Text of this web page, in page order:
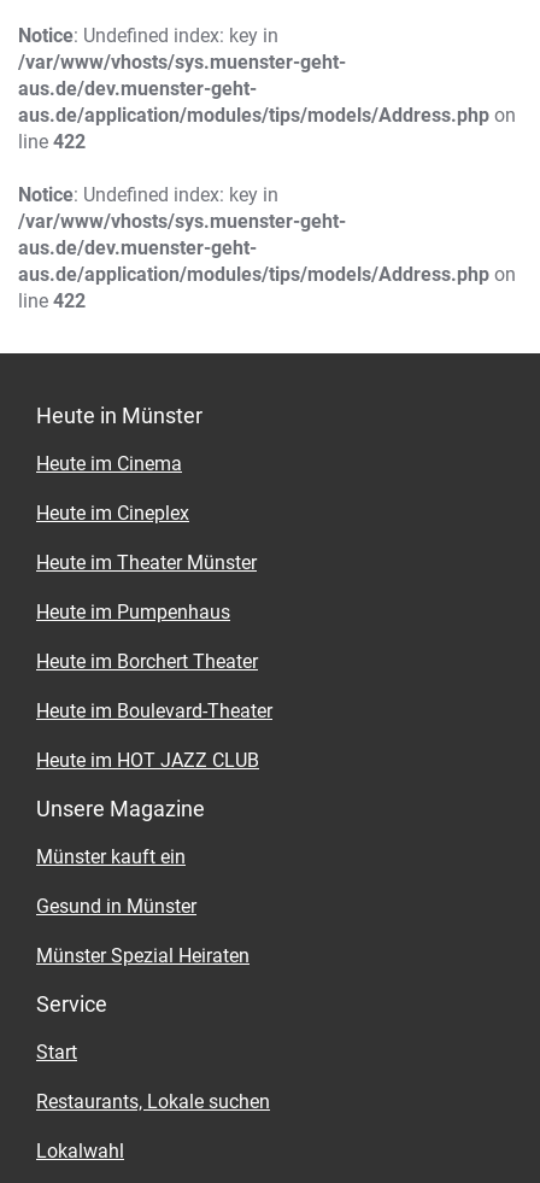
Notice: Undefined index: key in
/var/www/vhosts/sys.muenster-geht-
aus.de/dev.muenster-geht-
aus.de/application/modules/tips/models/Address.php on
line 422
Notice: Undefined index: key in
/var/www/vhosts/sys.muenster-geht-
aus.de/dev.muenster-geht-
aus.de/application/modules/tips/models/Address.php on
line 422
Heute in Münster
Heute im Cinema
Heute im Cineplex
Heute im Theater Münster
Heute im Pumpenhaus
Heute im Borchert Theater
Heute im Boulevard-Theater
Heute im HOT JAZZ CLUB
Unsere Magazine
Münster kauft ein
Gesund in Münster
Münster Spezial Heiraten
Service
Start
Restaurants, Lokale suchen
Lokalwahl